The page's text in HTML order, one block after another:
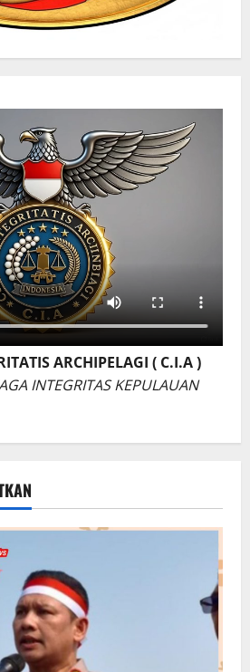
ARCHIPELAGI ( C.I.A )
INTEGRITAS KEPULAUAN